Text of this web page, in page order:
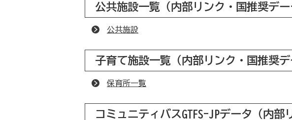
公共施設一覧（内部リンク・国推奨デ
公共施設
子育て施設一覧（内部リンク・国推奨デ
保育所一覧
コミュニティバスGTFS-JPデータ（内